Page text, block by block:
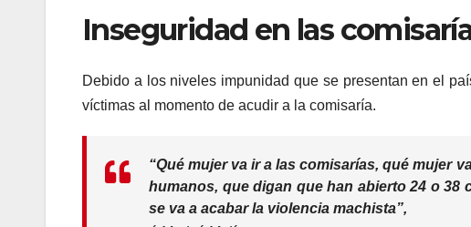
Inseguridad en las
Debido a los niveles impunidad que se presentan en el
víctimas al momento de acudir a la comisaría.
“Qué mujer va ir a las comisarías, qué mujer
humanos, que digan que han abierto 24 o 38
se va a acabar la violencia machista”,